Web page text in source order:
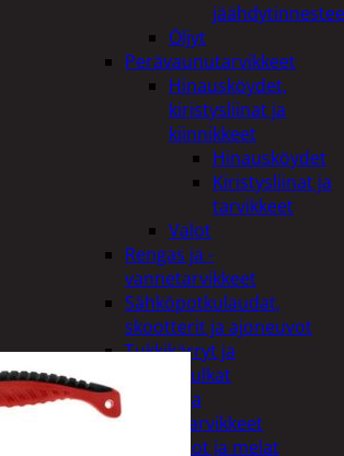
Öljyt
Perävaunutarvikkeet
Hinausköydet,
kiristysliinat ja
kiinnikkeet
Hinausköydet
Kiristysliinat ja
tarvikkeet
Valot
Rengas ja -
vannetarvikkeet
Sähköpotkulaudat,
skootterit ja ajoneuvot
Tukkikärryt ja
juontopulkat
Veneet ja
veneilytarvikkeet
Airot ja melat